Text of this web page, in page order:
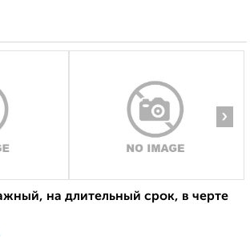
›
на длительный срок, в черте